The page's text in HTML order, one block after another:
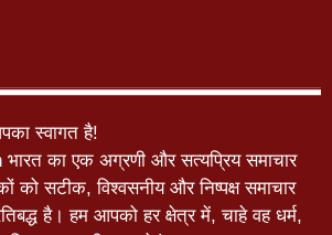
स्वागत है!
का एक अग्रणी और सत्यप्रिय समाचार
को सटीक, विश्वसनीय और निष्पक्ष समाचार
है। हम आपको हर क्षेत्र में, चाहे वह धर्म,